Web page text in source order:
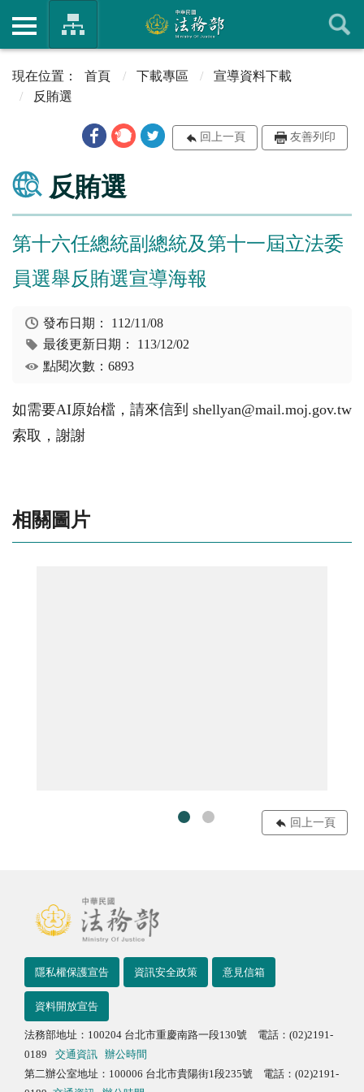
首頁 下載專區
宣導資料下載
反賄選
回上一頁 友善列印
反賄選
第十六任總統副總統及第十一屆立法委
員選舉反賄選宣導海報
發布日期： 112/11/08
最後更新日期： 113/12/02
點閱次數：6893
如需要AI原始檔，請來信到 shellyan@mail.moj.gov.tw
索取，謝謝
相關圖片
回上一頁
隱私權保護宣告 資訊安全政策 意見信箱
資料開放宣告
法務部地址：100204 台北市重慶南路一段130號 電話：(02)2191-
0189
交通資訊
辦公時間
第二辦公室地址：100006 台北市貴陽街1段235號 電話：(02)2191-